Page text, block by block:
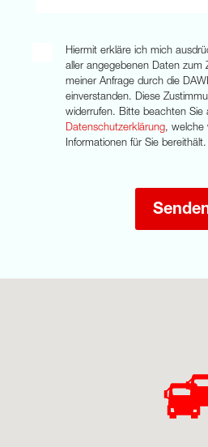
Hiermit erkläre ich mich
aller angegebenen Daten
meiner Anfrage durch die
einverstanden. Diese
widerrufen. Bitte beachten Sie
Datenschutzerklärung, welche
Informationen für Sie bereithält.